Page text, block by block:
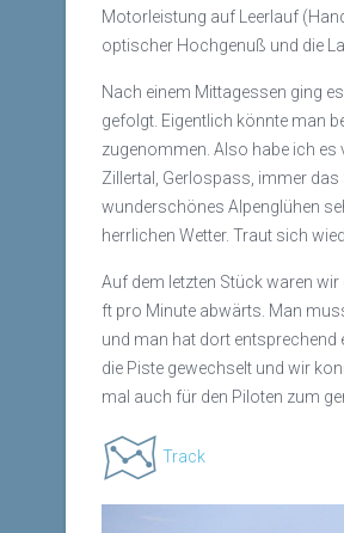
Motorleistung auf Leerlauf
optischer Hochgenuß und die
Nach einem Mittagessen ging
gefolgt. Eigentlich könnte man
zugenommen. Also habe ich es
Zillertal, Gerlospass, immer
wunderschönes Alpenglühen
herrlichen Wetter. Traut sich
Auf dem letzten Stück waren
ft pro Minute abwärts. Man
und man hat dort
die Piste gewechselt und wir
mal auch für den Piloten zum
Track